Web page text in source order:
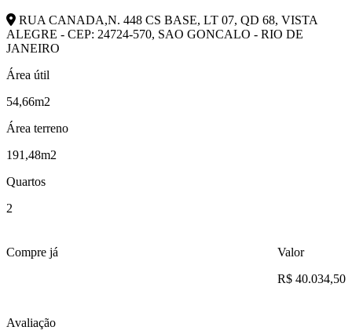
RUA CANADA,N. 448 CS BASE, LT 07, QD 68, VISTA
ALEGRE - CEP: 24724-570, SAO GONCALO - RIO DE
JANEIRO
Área útil
54,66m2
Área terreno
191,48m2
Quartos
2
Compre já
Valor
R$ 40.034,50
Avaliação